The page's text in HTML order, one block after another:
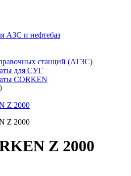
АЗС и нефтебаз
станций (АГЗС)
для СУГ
CORKEN
Z 2000